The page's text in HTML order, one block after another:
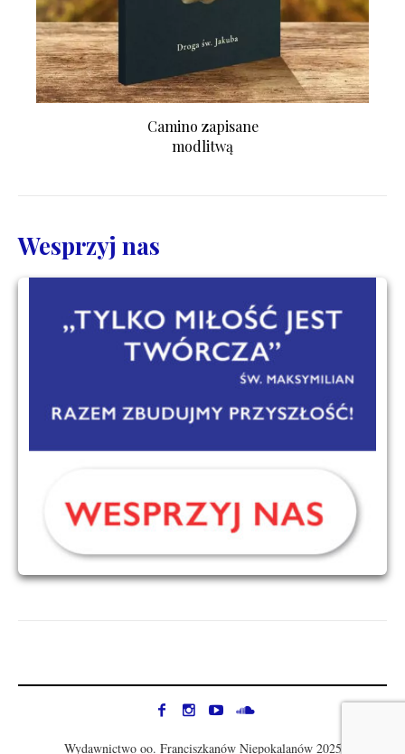
Camino zapisane
modlitwą
Wesprzyj nas
Wydawnictwo oo. Franciszkanów Niepokalanów 2025